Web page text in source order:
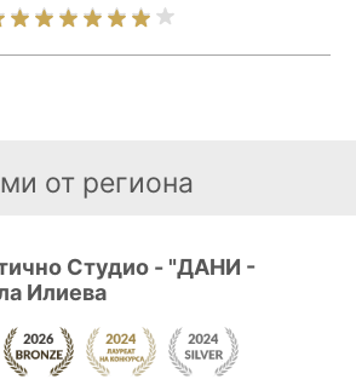
от региона
Студио - "ДАНИ -
Илиева